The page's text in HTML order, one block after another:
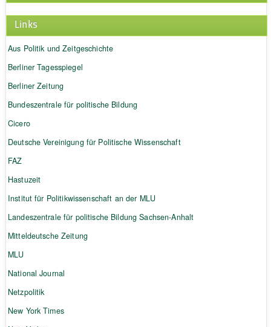
Links
Aus Politik und Zeitgeschichte
Berliner Tagesspiegel
Berliner Zeitung
Bundeszentrale für politische Bildung
Cicero
Deutsche Vereinigung für Politische Wissenschaft
FAZ
Hastuzeit
Institut für Politikwissenschaft an der MLU
Landeszentrale für politische Bildung Sachsen-Anhalt
Mitteldeutsche Zeitung
MLU
National Journal
Netzpolitik
New York Times